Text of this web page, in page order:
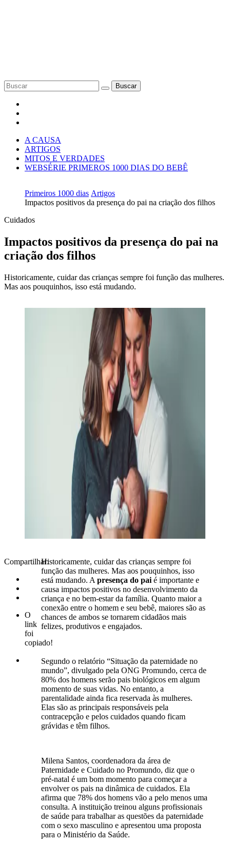
Buscar
A CAUSA
ARTIGOS
MITOS E VERDADES
WEBSÉRIE PRIMEROS 1000 DIAS DO BEBÊ
Primeiros 1000 dias Artigos
Impactos positivos da presença do pai na criação dos filhos
Cuidados
Impactos positivos da presença do pai na
criação dos filhos
Historicamente, cuidar das crianças sempre foi função das mulheres.
Mas aos pouquinhos, isso está mudando.
Compartilhar:
O
link
foi
copiado!
Historicamente, cuidar das crianças sempre foi
função das mulheres. Mas aos pouquinhos, isso
está mudando. A presença do paié importante e
causa impactos positivos no desenvolvimento da
criança e no bem-estar da família. Quanto maior a
conexão entre o homem e seu bebê, maiores são as
chances de ambos se tornarem cidadãos mais
felizes, produtivos e engajados.
Segundo o relatório “Situação da paternidade no
mundo”, divulgado pela ONG Promundo, cerca de
80% dos homens serão pais biológicos em algum
momento de suas vidas. No entanto, a
parentalidade ainda fica reservada às mulheres.
Elas são as principais responsáveis pela
contracepção e pelos cuidados quando ficam
grávidas e têm filhos.
Milena Santos, coordenadora da área de
Paternidade e Cuidado no Promundo, diz que o
pré-natal é um bom momento para começar a
envolver os pais na dinâmica de cuidados. Ela
afirma que 78% dos homens vão a pelo menos uma
consulta. A instituição treinou alguns profissionais
de saúde para trabalhar as questões da paternidade
com o sexo masculino e apresentou uma proposta
para o Ministério da Saúde.